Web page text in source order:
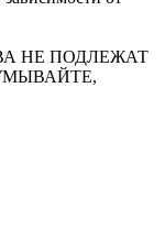
НЕ ПОДЛЕЖАТ